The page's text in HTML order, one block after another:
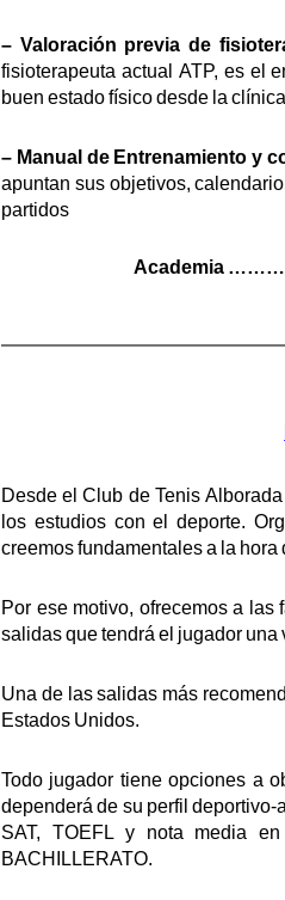
– Valoración previa de
fisioterapeuta actual ATP, es el
buen estado físico desde la
– Manual de Entrenamiento y
apuntan sus objetivos,
partidos
Academia
Desde el Club de Tenis
los estudios con el deporte.
creemos fundamentales a la hora
Por ese motivo, ofrecemos a
salidas que tendrá el jugador una
Una de las salidas más
Estados Unidos.
Todo jugador tiene opciones a
dependerá de su perfil deportivo-
SAT, TOEFL y nota media
BACHILLERATO.